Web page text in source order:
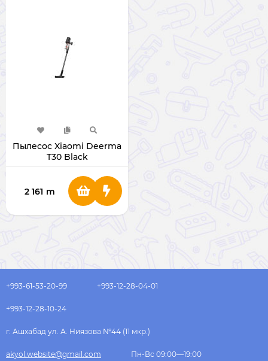
Пылесос Xiaomi Deerma
T30 Black
2 161 m
+993-61-53-20-99 +993-12-28-04-01
+993-12-28-10-24
г. Ашхабад ул. А. Ниязова №44 (11 мкр.)
akyol.website@gmail.com Пн-Вс 09:00—19:00